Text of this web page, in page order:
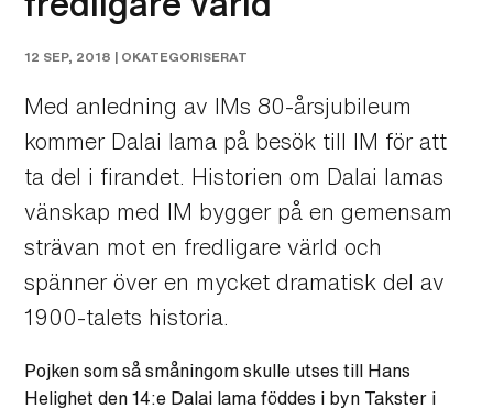
12 SEP, 2018 | OKATEGORISERAT
Med anledning av IMs 80-årsjubileum
kommer Dalai lama på besök till IM för att
ta del i firandet. Historien om Dalai lamas
vänskap med IM bygger på en gemensam
strävan mot en fredligare värld och
spänner över en mycket dramatisk del av
1900-talets historia.
Pojken som så småningom skulle utses till Hans
Helighet den 14:e Dalai lama föddes i byn Takster i